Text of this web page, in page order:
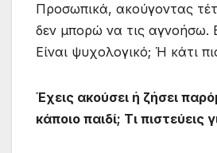
Προσωπικά, ακούγοντας
δεν μπορώ να τις αγνοήσω.
Είναι ψυχολογικό; Ή κάτι
Έχεις ακούσει ή ζήσει
κάποιο παιδί; Τι πιστεύεις